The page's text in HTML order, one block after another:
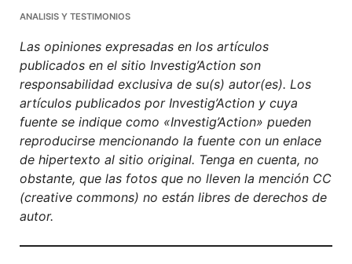
Facebook
ANALISIS Y TESTIMONIOS
Las opiniones expresadas en los artículos
publicados en el sitio Investig’Action son
responsabilidad exclusiva de su(s) autor(es). Los
artículos publicados por Investig’Action y cuya
fuente se indique como «Investig’Action» pueden
reproducirse mencionando la fuente con un enlace
de hipertexto al sitio original. Tenga en cuenta, no
obstante, que las fotos que no lleven la mención CC
(creative commons) no están libres de derechos de
autor.